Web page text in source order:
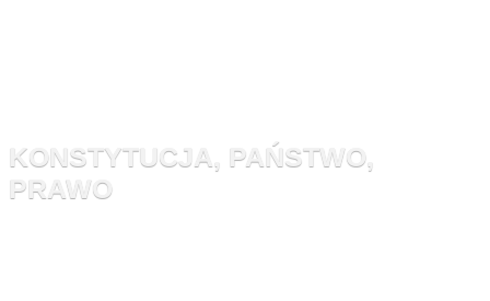
KONSTYTUCJA, PAŃSTWO,
PRAWO